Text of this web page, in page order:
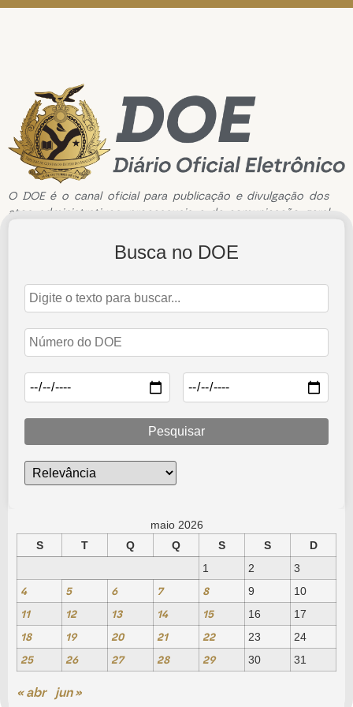
O DOE é o canal oficial para publicação e divulgação dos
atos administrativos, processuais e de comunicação geral
Edição de n°3786 de 18 de Maio de 2026
18 de maio de 2026
Abrir Edição
Busca no DOE
Pesquisar
maio 2026
S
T Q Q S S
D
1
2 3
4 5 6 7 8 9 10
11 12 13 14 15 16 17
18 19 20 21 22 23 24
25 26 27 28 29 30 31
« abr jun »